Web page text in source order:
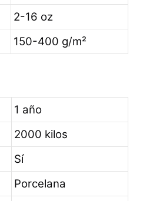
2-16 oz
150-400 g/m²
1 año
2000 kilos
Sí
Porcelana